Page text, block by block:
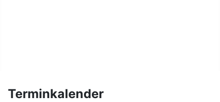
Terminkalender